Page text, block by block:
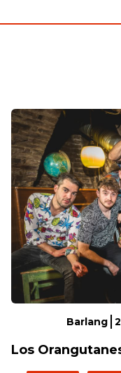
Barlang
Los